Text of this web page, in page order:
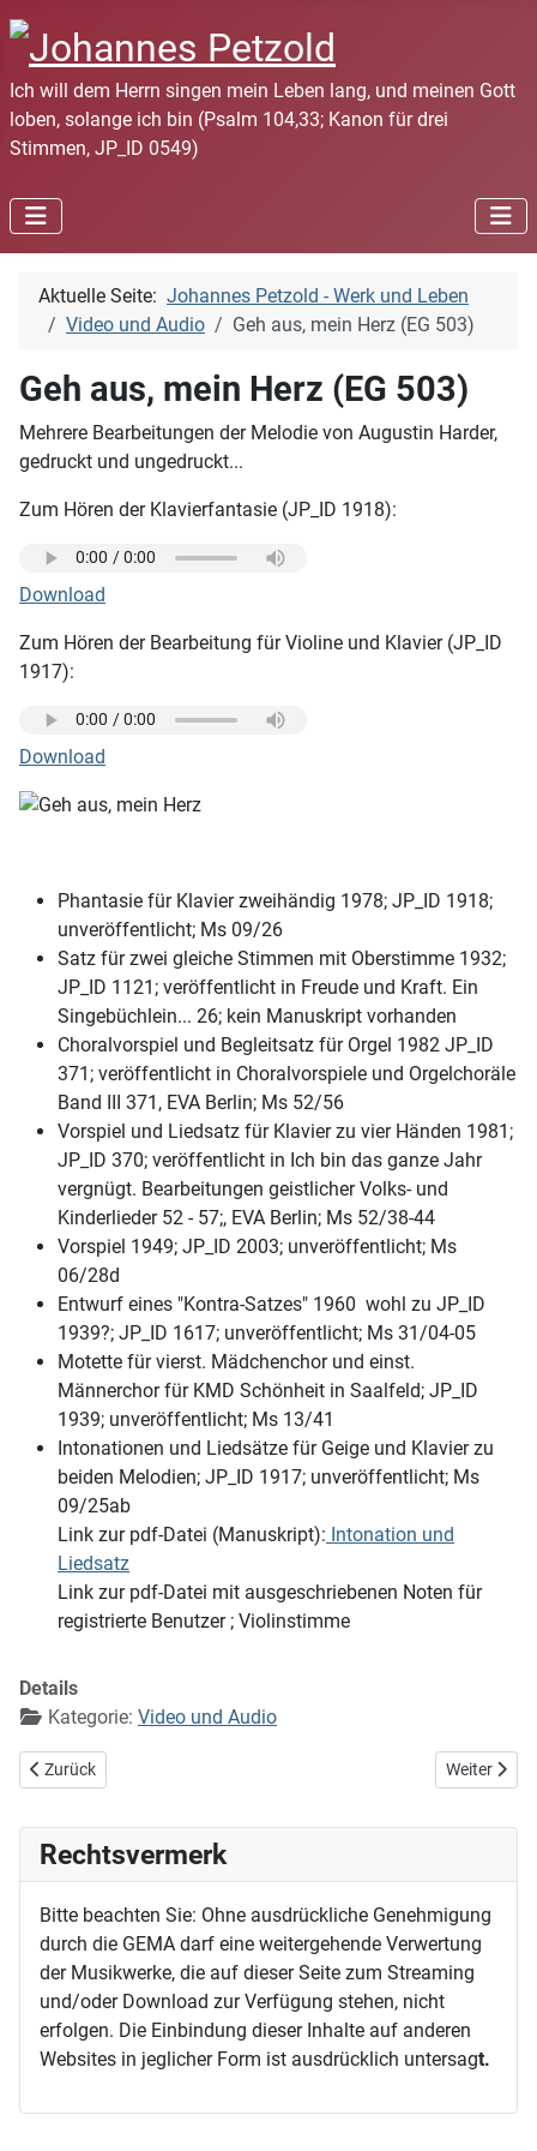
Ich will dem Herrn singen mein Leben lang, und meinen Gott
loben, solange ich bin (Psalm 104,33; Kanon für drei
Stimmen, JP_ID 0549)
Aktuelle Seite: Johannes Petzold - Werk und Leben
Video und Audio
Geh aus, mein Herz (EG 503)
Geh aus, mein Herz (EG 503)
Mehrere Bearbeitungen der Melodie von Augustin Harder,
gedruckt und ungedruckt...
Zum Hören der Klavierfantasie (JP_ID 1918):
Download
Zum Hören der Bearbeitung für Violine und Klavier (JP_ID
1917):
Download
Phantasie für Klavier zweihändig 1978; JP_ID 1918;
unveröffentlicht; Ms 09/26
Satz für zwei gleiche Stimmen mit Oberstimme 1932;
JP_ID 1121; veröffentlicht in Freude und Kraft. Ein
Singebüchlein... 26; kein Manuskript vorhanden
Choralvorspiel und Begleitsatz für Orgel 1982 JP_ID
371; veröffentlicht in Choralvorspiele und Orgelchoräle
Band III 371, EVA Berlin; Ms 52/56
Vorspiel und Liedsatz für Klavier zu vier Händen 1981;
JP_ID 370; veröffentlicht in Ich bin das ganze Jahr
vergnügt. Bearbeitungen geistlicher Volks- und
Kinderlieder 52 - 57;, EVA Berlin; Ms 52/38-44
Vorspiel 1949; JP_ID 2003; unveröffentlicht; Ms
06/28d
Entwurf eines "Kontra-Satzes" 1960 wohl zu JP_ID
1939?; JP_ID 1617; unveröffentlicht; Ms 31/04-05
Motette für vierst. Mädchenchor und einst.
Männerchor für KMD Schönheit in Saalfeld; JP_ID
1939; unveröffentlicht; Ms 13/41
Intonationen und Liedsätze für Geige und Klavier zu
beiden Melodien; JP_ID 1917; unveröffentlicht; Ms
09/25ab
Link zur pdf-Datei (Manuskript): Intonation und
Liedsatz
Link zur pdf-Datei mit ausgeschriebenen Noten für
registrierte Benutzer ; Violinstimme
Details
Kategorie: Video und Audio
Vorheriger Beitrag: Fridolins Schalmei
Zurück Nächster
Weiter
Rechtsvermerk
Bitte beachten Sie: Ohne ausdrückliche Genehmigung
durch die GEMA darf eine weitergehende Verwertung
der Musikwerke, die auf dieser Seite zum Streaming
und/oder Download zur Verfügung stehen, nicht
erfolgen. Die Einbindung dieser Inhalte auf anderen
Websites in jeglicher Form ist ausdrücklich untersagt.